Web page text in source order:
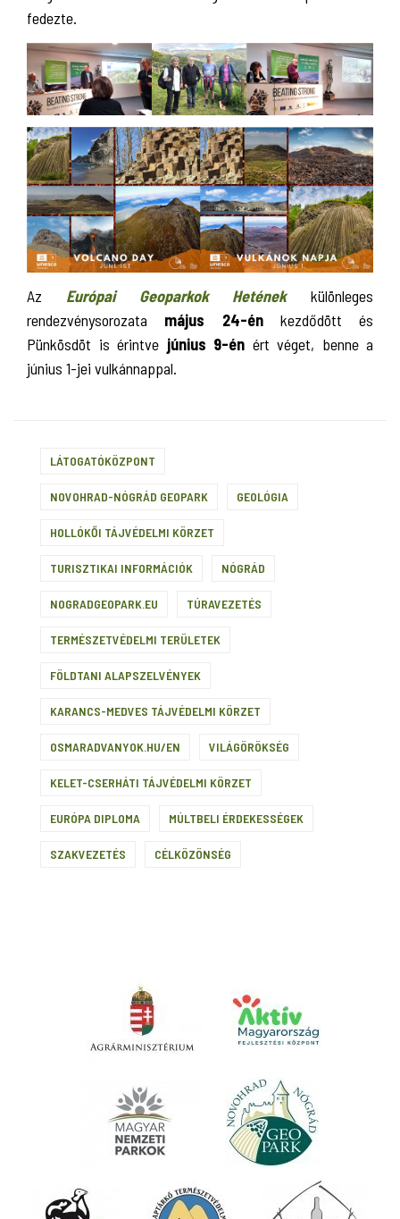
fedezte.
Az Európai Geoparkok Heténekkülönleges
rendezvénysorozata május 24-énkezdődött és
Pünkösdöt is érintve június 9-én ért véget, benne a
június 1-jei vulkánnappal.
LÁTOGATÓKÖZPONT
NOVOHRAD-NÓGRÁD GEOPARK GEOLÓGIA
HOLLÓKŐI TÁJVÉDELMI KÖRZET
TURISZTIKAI INFORMÁCIÓK NÓGRÁD
NOGRADGEOPARK.EU TÚRAVEZETÉS
TERMÉSZETVÉDELMI TERÜLETEK
FÖLDTANI ALAPSZELVÉNYEK
KARANCS-MEDVES TÁJVÉDELMI KÖRZET
OSMARADVANYOK.HU/EN VILÁGÖRÖKSÉG
KELET-CSERHÁTI TÁJVÉDELMI KÖRZET
EURÓPA DIPLOMA MÚLTBELI ÉRDEKESSÉGEK
SZAKVEZETÉS CÉLKÖZÖNSÉG